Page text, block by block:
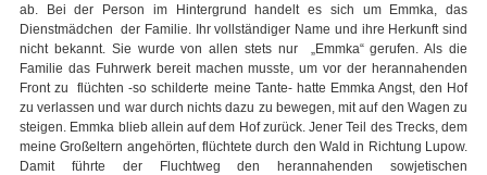
ab. Bei der Person im Hintergrund handelt es sich um Emmka, das
Dienstmädchen der Familie. Ihr vollständiger Name und ihre Herkunft sind
nicht bekannt. Sie wurde von allen stets nur „Emmka“ gerufen. Als die
Familie das Fuhrwerk bereit machen musste, um vor der herannahenden
Front zu flüchten -so schilderte meine Tante- hatte Emmka Angst, den Hof
zu verlassen und war durch nichts dazu zu bewegen, mit auf den Wagen zu
steigen. Emmka blieb allein auf dem Hof zurück. Jener Teil des Trecks, dem
meine Großeltern angehörten, flüchtete durch den Wald in Richtung Lupow.
Damit führte der Fluchtweg den herannahenden sowjetischen